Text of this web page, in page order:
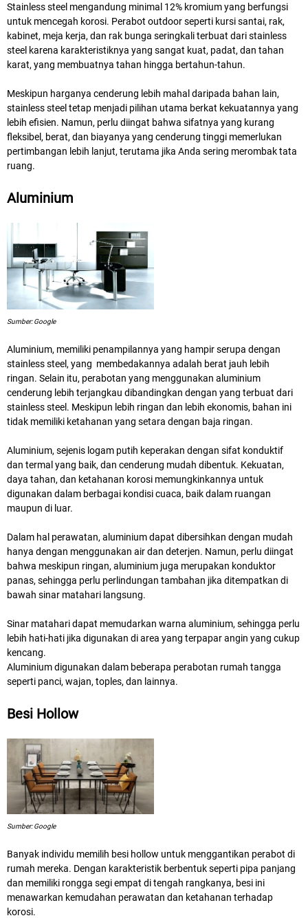
Stainless steel mengandung minimal 12% kromium yang berfungsi
untuk mencegah korosi. Perabot outdoor seperti kursi santai, rak,
kabinet, meja kerja, dan rak bunga seringkali terbuat dari stainless
steel karena karakteristiknya yang sangat kuat, padat, dan tahan
karat, yang membuatnya tahan hingga bertahun-tahun.
Meskipun harganya cenderung lebih mahal daripada bahan lain,
stainless steel tetap menjadi pilihan utama berkat kekuatannya yang
lebih efisien. Namun, perlu diingat bahwa sifatnya yang kurang
fleksibel, berat, dan biayanya yang cenderung tinggi memerlukan
pertimbangan lebih lanjut, terutama jika Anda sering merombak tata
ruang.
Aluminium
Sumber: Google
Aluminium, memiliki penampilannya yang hampir serupa dengan
stainless steel, yang membedakannya adalah berat jauh lebih
ringan. Selain itu, perabotan yang menggunakan aluminium
cenderung lebih terjangkau dibandingkan dengan yang terbuat dari
stainless steel. Meskipun lebih ringan dan lebih ekonomis, bahan ini
tidak memiliki ketahanan yang setara dengan baja ringan.
Aluminium, sejenis logam putih keperakan dengan sifat konduktif
dan termal yang baik, dan cenderung mudah dibentuk. Kekuatan,
daya tahan, dan ketahanan korosi memungkinkannya untuk
digunakan dalam berbagai kondisi cuaca, baik dalam ruangan
maupun di luar.
Dalam hal perawatan, aluminium dapat dibersihkan dengan mudah
hanya dengan menggunakan air dan deterjen. Namun, perlu diingat
bahwa meskipun ringan, aluminium juga merupakan konduktor
panas, sehingga perlu perlindungan tambahan jika ditempatkan di
bawah sinar matahari langsung.
Sinar matahari dapat memudarkan warna aluminium, sehingga perlu
lebih hati-hati jika digunakan di area yang terpapar angin yang cukup
kencang.
Aluminiumdigunakan dalam beberapa perabotan rumah tangga
seperti panci, wajan, toples, dan lainnya.
Besi Hollow
Sumber: Google
Banyak individu memilih besi hollow untuk menggantikan perabot di
rumah mereka. Dengan karakteristik berbentuk seperti pipa panjang
dan memiliki rongga segi empat di tengah rangkanya, besi ini
menawarkan kemudahan perawatan dan ketahanan terhadap
korosi.